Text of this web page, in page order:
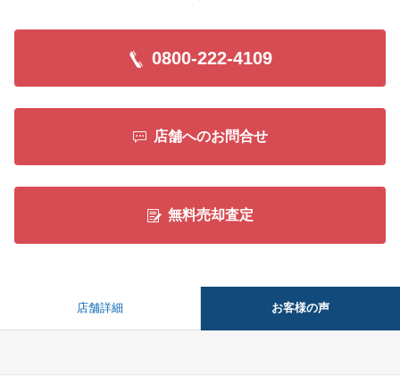
0800-222-4109
店舗へのお問合せ
無料売却査定
店舗詳細 お客様の声